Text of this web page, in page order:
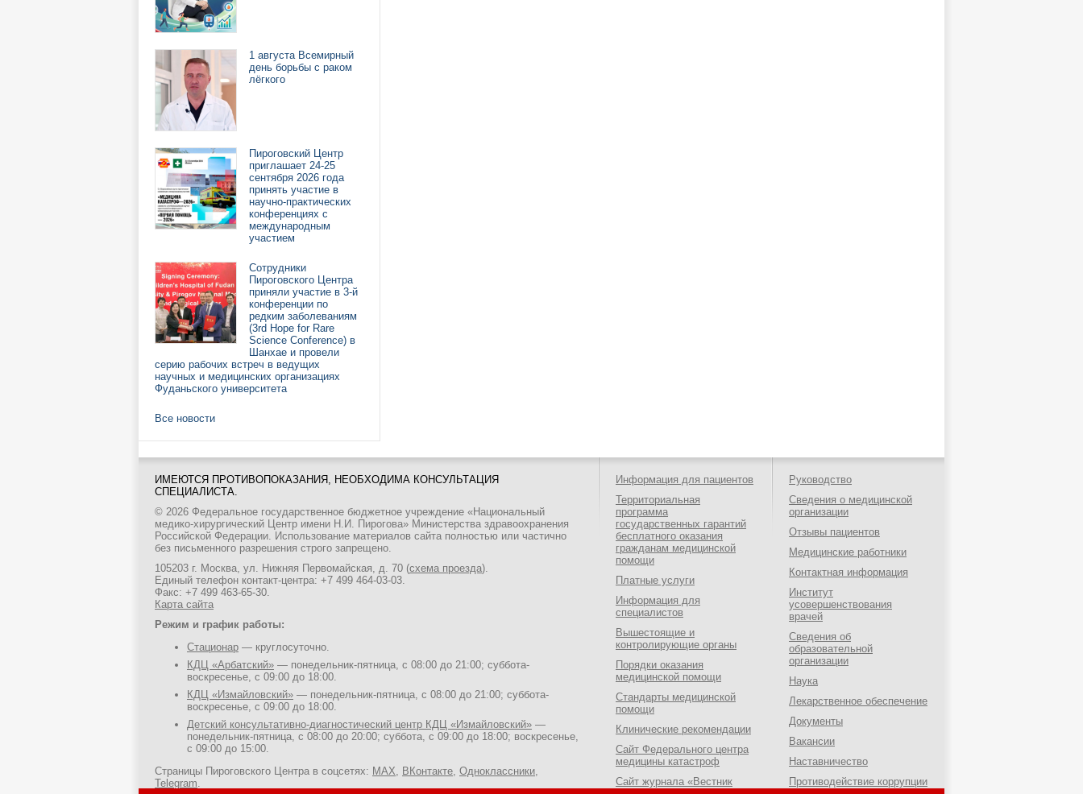
1 августа Всемирный
день борьбы с раком
лёгкого
Пироговский Центр
приглашает 24-25
сентября 2026 года
принять участие в
научно-практических
конференциях с
международным
участием
Сотрудники
Пироговского Центра
приняли участие в 3-й
конференции по
редким заболеваниям
(3rd Hope for Rare
Science Conference) в
Шанхае и провели
серию рабочих встреч в ведущих
научных и медицинских организациях
Фуданьского университета
Все новости
ИМЕЮТСЯ ПРОТИВОПОКАЗАНИЯ, НЕОБХОДИМА КОНСУЛЬТАЦИЯ
СПЕЦИАЛИСТА.
© 2026 Федеральное государственное бюджетное учреждение «Национальный
медико-хирургический Центр имени Н.И. Пирогова» Министерства здравоохранения
Российской Федерации. Использование материалов сайта полностью или частично
без письменного разрешения строго запрещено.
105203 г. Москва, ул. Нижняя Первомайская, д. 70 (схема проезда).
Единый телефон контакт-центра: +7 499 464-03-03.
Факс: +7 499 463-65-30.
Карта сайта
Режим и график работы:
Стационар — круглосуточно.
КДЦ «Арбатский» — понедельник-пятница, с 08:00 до 21:00; суббота-
воскресенье, с 09:00 до 18:00.
КДЦ «Измайловский» — понедельник-пятница, с 08:00 до 21:00; суббота-
воскресенье, с 09:00 до 18:00.
Детский консультативно-диагностический центр КДЦ «Измайловский» —
понедельник-пятница, с 08:00 до 20:00; суббота, с 09:00 до 18:00; воскресенье,
с 09:00 до 15:00.
Страницы Пироговского Центра в соцсетях: MAX ВКонтакте Одноклассники
Telegram
Информация для пациентов
Территориальная
программа
государственных гарантий
бесплатного оказания
гражданам медицинской
помощи
Платные услуги
Информация для
специалистов
Вышестоящие и
контролирующие органы
Порядки оказания
медицинской помощи
Стандарты медицинской
помощи
Клинические рекомендации
Сайт Федерального центра
медицины катастроф
Сайт журнала «Вестник
Руководство
Сведения о медицинской
организации
Отзывы пациентов
Медицинские работники
Контактная информация
Институт
усовершенствования
врачей
Сведения об
образовательной
организации
Наука
Лекарственное обеспечение
Документы
Вакансии
Наставничество
Противодействие коррупции